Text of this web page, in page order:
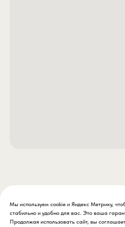
частиц.
- Баланс по фракции:
Мы используем cookie и Яндекс Метрику,
стабильно и удобно для вас. Это ваша
Продолжая использовать сайт, вы